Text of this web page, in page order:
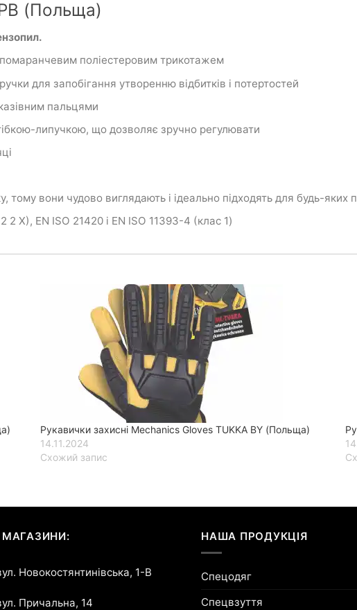
(Польща)
поліестеровим трикотажем
для запобігання утворенню відбитків і потертостей
пальцями
липучкою, що дозволяє зручно регулювати
вони чудово виглядають і ідеально підходять для будь-яких
2 X), EN ISO 21420 і EN ISO 11393-4 (клас 1)
Рукавички захисні Mechanics Gloves TUKKA BY (Польща)
14.11.2024
Схожий запис
МАГАЗИНИ:
Новокостянтинівська, 1-В
Причальна, 14
НАША ПРОДУКЦІЯ
Спецодяг
Спецвзуття